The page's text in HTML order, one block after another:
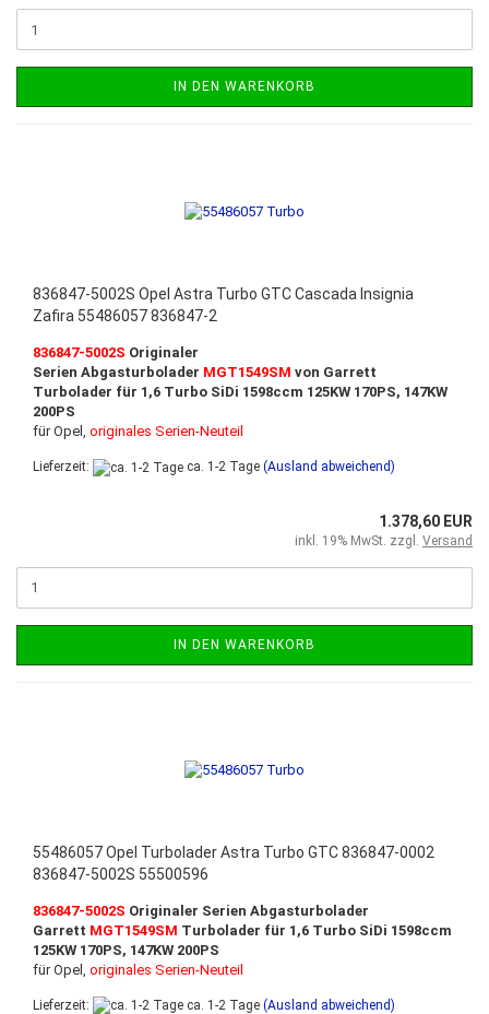
IN DEN WARENKORB
836847-5002S Opel Astra Turbo GTC Cascada Insignia
Zafira 55486057 836847-2
836847-5002S Originaler
Serien Abgasturbolader MGT1549SM von Garrett
Turbolader für 1,6 Turbo SiDi 1598ccm 125KW 170PS, 147KW
200PS
für Opel, originales Serien-Neuteil
Lieferzeit: ca. 1-2 Tage (Ausland abweichend)
1.378,60 EUR
inkl. 19% MwSt. zzgl. Versand
IN DEN WARENKORB
55486057 Opel Turbolader Astra Turbo GTC 836847-0002
836847-5002S 55500596
836847-5002S Originaler Serien Abgasturbolader
Garrett MGT1549SM Turbolader für 1,6 Turbo SiDi 1598ccm
125KW 170PS, 147KW 200PS
für Opel, originales Serien-Neuteil
Lieferzeit: ca. 1-2 Tage (Ausland abweichend)